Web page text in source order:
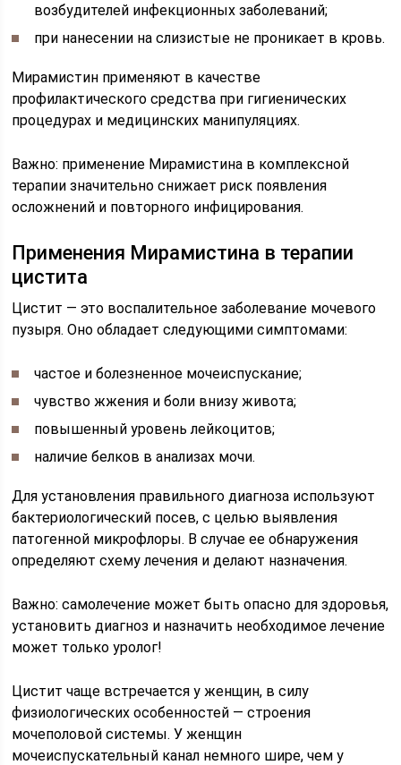
возбудителей инфекционных заболеваний;
при нанесении на слизистые не проникает в кровь.
Мирамистин применяют в качестве
профилактического средства при гигиенических
процедурах и медицинских манипуляциях.
Важно: применение Мирамистина в комплексной
терапии значительно снижает риск появления
осложнений и повторного инфицирования.
Применения Мирамистина в терапии
цистита
Цистит — это воспалительное заболевание мочевого
пузыря. Оно обладает следующими симптомами:
частое и болезненное мочеиспускание;
чувство жжения и боли внизу живота;
повышенный уровень лейкоцитов;
наличие белков в анализах мочи.
Для установления правильного диагноза используют
бактериологический посев, с целью выявления
патогенной микрофлоры. В случае ее обнаружения
определяют схему лечения и делают назначения.
Важно: самолечение может быть опасно для здоровья,
установить диагноз и назначить необходимое лечение
может только уролог!
Цистит чаще встречается у женщин, в силу
физиологических особенностей — строения
мочеполовой системы. У женщин
мочеиспускательный канал немного шире, чем у